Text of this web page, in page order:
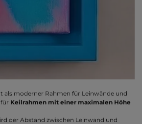
als moderner Rahmen für Leinwände und
Keilrahmen mit einer maximalen Höhe
der Abstand zwischen Leinwand und